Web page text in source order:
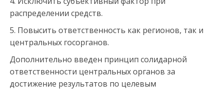
распределении средств.
5. Повысить ответственность как регионов, так и
центральных госорганов.
Дополнительно введен принцип солидарной
ответственности центральных органов за
достижение результатов по целевым